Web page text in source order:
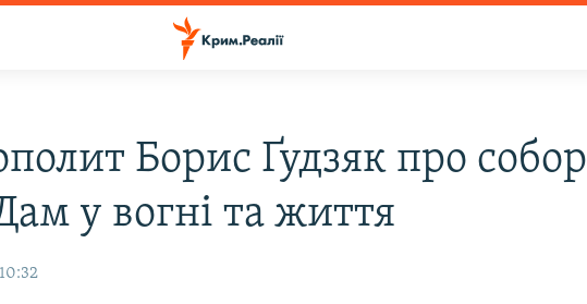
Борис Ґудзяк про собор
у вогні та життя